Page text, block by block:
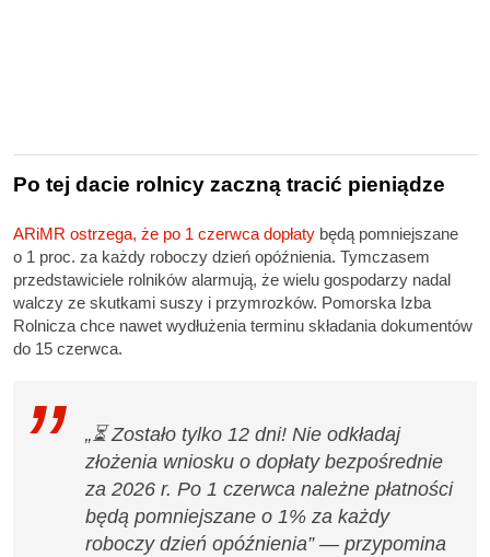
Po tej dacie rolnicy zaczną tracić pieniądze
ARiMR ostrzega, że po 1 czerwca dopłaty będą pomniejszane
o 1 proc. za każdy roboczy dzień opóźnienia. Tymczasem
przedstawiciele rolników alarmują, że wielu gospodarzy nadal
walczy ze skutkami suszy i przymrozków. Pomorska Izba
Rolnicza chce nawet wydłużenia terminu składania dokumentów
do 15 czerwca.
„⏳ Zostało tylko 12 dni! Nie odkładaj
złożenia wniosku o dopłaty bezpośrednie
za 2026 r. Po 1 czerwca należne płatności
będą pomniejszane o 1% za każdy
roboczy dzień opóźnienia” — przypomina